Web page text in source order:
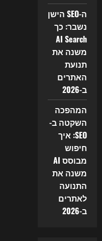
ה-SEO הישן
נשבר: כך
AI Search
משנה את
תנועת
האתרים
ב-2026
המהפכה
השקטה ב-
SEO: איך
חיפוש
מבוסס AI
משנה את
התנועה
לאתרים
ב-2026